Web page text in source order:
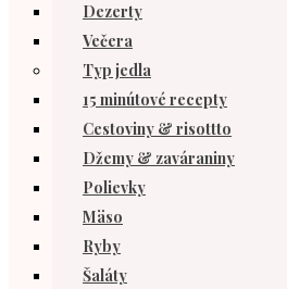
Dezerty
Večera
Typ jedla
15 minútové recepty
Cestoviny & risottto
Džemy & zaváraniny
Polievky
Mäso
Ryby
Šaláty